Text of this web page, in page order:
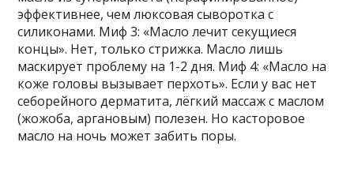
эффективнее, чем люксовая сыворотка с
силиконами. Миф 3: «Масло лечит секущиеся
концы». Нет, только стрижка. Масло лишь
маскирует проблему на 1-2 дня. Миф 4: «Масло на
коже головы вызывает перхоть». Если у вас нет
себорейного дерматита, лёгкий массаж с маслом
(жожоба, аргановым) полезен. Но касторовое
масло на ночь может забить поры.